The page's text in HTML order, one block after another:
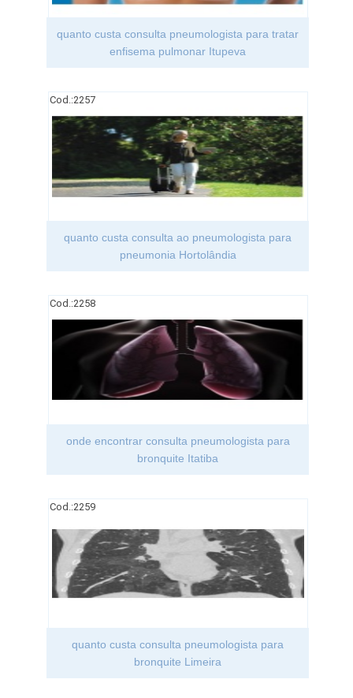
quanto custa consulta pneumologista para tratar
enfisema pulmonar Itupeva
Cod.:2257
quanto custa consulta ao pneumologista para
pneumonia Hortolândia
Cod.:2258
onde encontrar consulta pneumologista para
bronquite Itatiba
Cod.:2259
quanto custa consulta pneumologista para
bronquite Limeira